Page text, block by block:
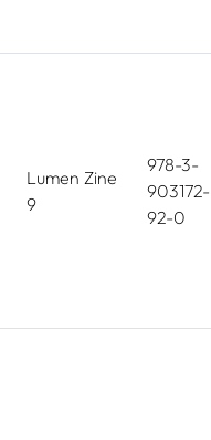
Lumen Zine
9
978-3-
903172-
92-0